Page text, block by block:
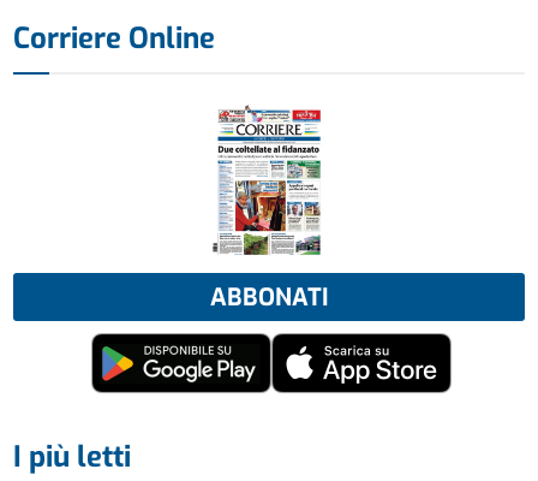
Corriere Online
ABBONATI
I più letti